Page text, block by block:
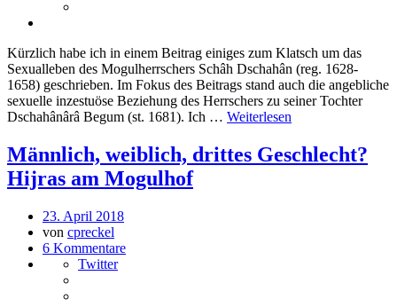
Kürzlich habe ich in einem Beitrag einiges zum Klatsch um das
Sexualleben des Mogulherrschers Schâh Dschahân (reg. 1628-
1658) geschrieben. Im Fokus des Beitrags stand auch die angebliche
sexuelle inzestuöse Beziehung des Herrschers zu seiner Tochter
Dschahânârâ Begum (st. 1681). Ich … Weiterlesen
Männlich, weiblich, drittes Geschlecht?
Hijras am Mogulhof
23. April 2018
von cpreckel
6 Kommentare
Twitter